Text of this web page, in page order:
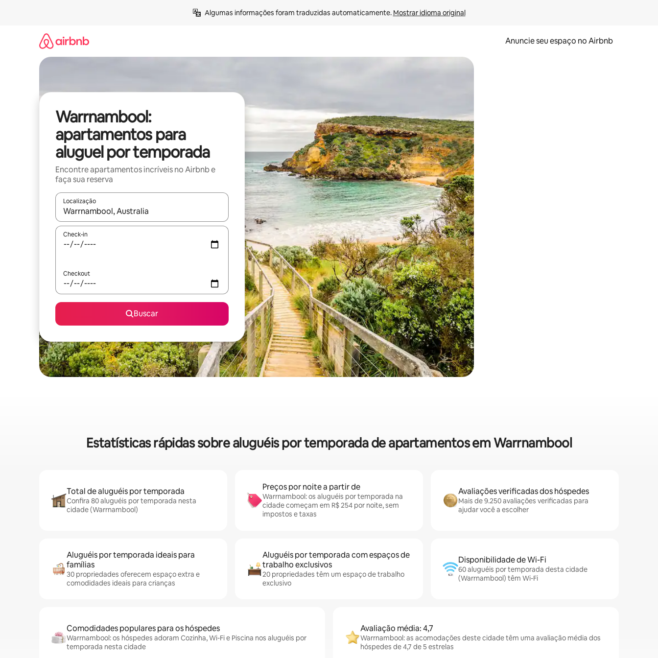
Algumas informações foram traduzidas automaticamente. Mostrar idioma original
Anuncie seu espaço no Airbnb
Warrnambool:
apartamentos para
aluguel por temporada
Encontre apartamentos incríveis no Airbnb e
faça sua reserva
Localização
Quando os resultados estiverem disponíveis, explore-os usando as seta para cima e para baixo do teclado ou tocando e deslizando o dedo na tela.
Check-in
Checkout
Buscar
Estatísticas rápidas sobre aluguéis por temporada de apartamentos em Warrnambool
Total de aluguéis por temporada
Confira 80 aluguéis por temporada nesta
cidade (Warrnambool)
Preços por noite a partir de
Warrnambool: os aluguéis por temporada na
cidade começam em R$ 254 por noite, sem
impostos e taxas
Avaliações verificadas dos hóspedes
Mais de 9.250 avaliações verificadas para
ajudar você a escolher
Aluguéis por temporada ideais para
famílias
30 propriedades oferecem espaço extra e
comodidades ideais para crianças
Aluguéis por temporada com espaços de
trabalho exclusivos
20 propriedades têm um espaço de trabalho
exclusivo
Disponibilidade de Wi-Fi
60 aluguéis por temporada desta cidade
(Warrnambool) têm Wi-Fi
Comodidades populares para os hóspedes
Warrnambool: os hóspedes adoram Cozinha, Wi-Fi e Piscina nos aluguéis por
temporada nesta cidade
Avaliação média: 4,7
Warrnambool: as acomodações deste cidade têm uma avaliação média dos
hóspedes de 4,7 de 5 estrelas